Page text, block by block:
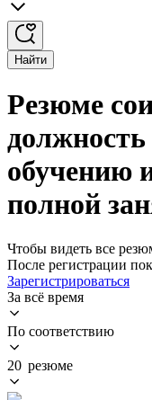
Найти
Резюме
должность
обучению
полной
Чтобы видеть все
После регистрации
Зарегистрироваться
За всё время
По соответствию
20 резюме